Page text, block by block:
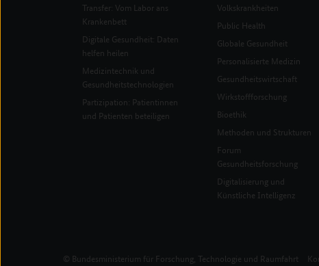
Transfer: Vom Labor ans
Krankenbett
Digitale Gesundheit: Daten
helfen heilen
Medizintechnik und
Gesundheitstechnologien
Partizipation: Patientinnen
und Patienten beteiligen
Volkskrankheiten
Public Health
Globale Gesundheit
Personalisierte Medizin
Gesundheitswirtschaft
Wirkstoffforschung
Bioethik
Methoden und Strukturen
Forum
Gesundheitsforschung
Digitalisierung und
Künstliche Intelligenz
© Bundesministerium für Forschung, Technologie und Raumfahrt